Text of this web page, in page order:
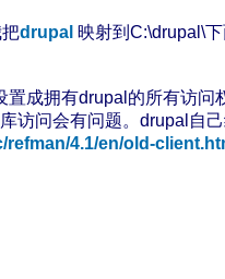
drupal 映射到C:\drupal\
成拥有drupal的所有访
访问会有问题。drupal自己
4.1/en/old-